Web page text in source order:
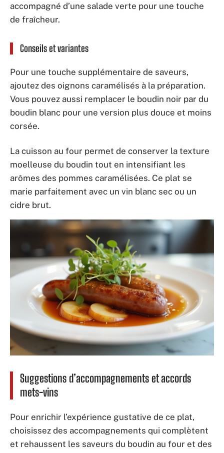
accompagné d’une salade verte pour une touche
de fraîcheur.
Conseils et variantes
Pour une touche supplémentaire de saveurs,
ajoutez des oignons caramélisés à la préparation.
Vous pouvez aussi remplacer le boudin noir par du
boudin blanc pour une version plus douce et moins
corsée.
La cuisson au four permet de conserver la texture
moelleuse du boudin tout en intensifiant les
arômes des pommes caramélisées. Ce plat se
marie parfaitement avec un vin blanc sec ou un
cidre brut.
Suggestions d’accompagnements et accords
mets-vins
Pour enrichir l’expérience gustative de ce plat,
choisissez des accompagnements qui complètent
et rehaussent les saveurs du boudin au four et des